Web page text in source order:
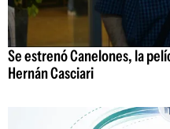
Se estrenó Canelones, la
Hernán Casciari